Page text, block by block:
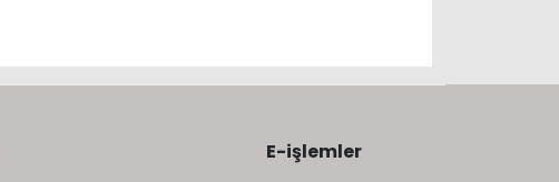
E-işlemler